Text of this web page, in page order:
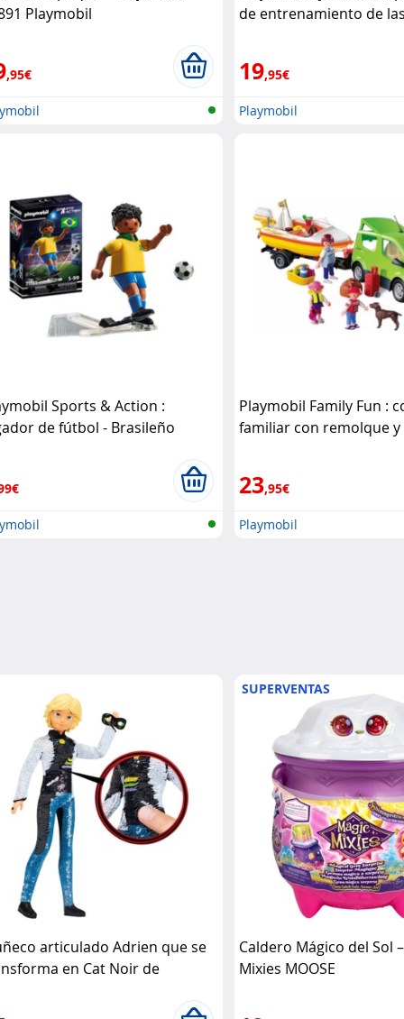
Playmobil
,95€
de entrenamiento de
19,95€
Playmobil
Sports & Action :
de fútbol - Brasileño
Playmobil Family Fun :
familiar con remolque y
23,95€
Playmobil
articulado Adrien que se
en Cat Noir de
SUPERVENTAS
Caldero Mágico del Sol
Mixies MOOSE